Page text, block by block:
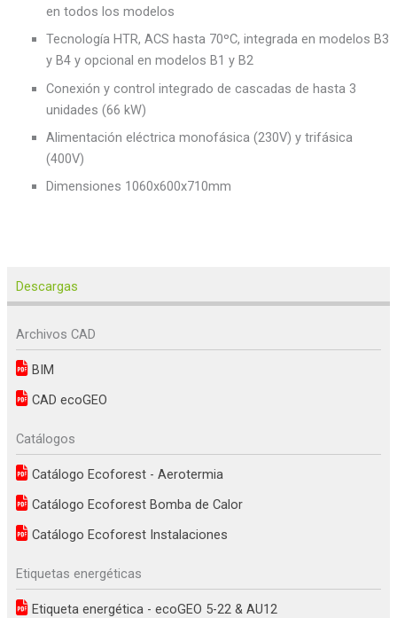
en todos los modelos
Tecnología HTR, ACS hasta 70ºC, integrada en modelos B3
y B4 y opcional en modelos B1 y B2
Conexión y control integrado de cascadas de hasta 3
unidades (66 kW)
Alimentación eléctrica monofásica (230V) y trifásica
(400V)
Dimensiones 1060x600x710mm
Descargas
Archivos CAD
BIM
CAD ecoGEO
Catálogos
Catálogo Ecoforest - Aerotermia
Catálogo Ecoforest Bomba de Calor
Catálogo Ecoforest Instalaciones
Etiquetas energéticas
Etiqueta energética - ecoGEO 5-22 & AU12